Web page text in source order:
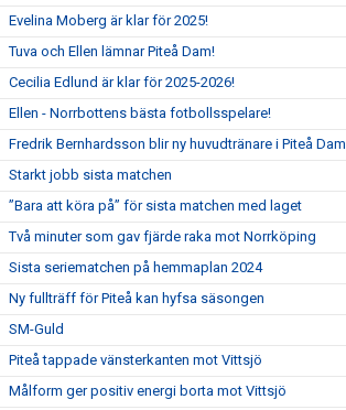
Evelina Moberg är klar för 2025!
Tuva och Ellen lämnar Piteå Dam!
Cecilia Edlund är klar för 2025-2026!
Ellen - Norrbottens bästa fotbollsspelare!
Fredrik Bernhardsson blir ny huvudtränare i Piteå Dam
Starkt jobb sista matchen
”Bara att köra på” för sista matchen med laget
Två minuter som gav fjärde raka mot Norrköping
Sista seriematchen på hemmaplan 2024
Ny fullträff för Piteå kan hyfsa säsongen
SM-Guld
Piteå tappade vänsterkanten mot Vittsjö
Målform ger positiv energi borta mot Vittsjö